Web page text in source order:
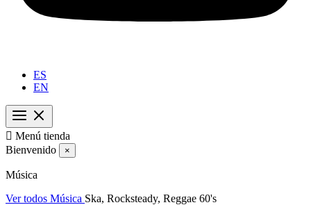
ES
EN
 Menú tienda
Bienvenido
×
Música
Ver todos Música Ska, Rocksteady, Reggae 60's